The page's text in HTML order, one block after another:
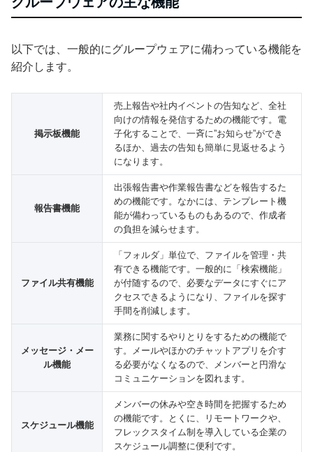
以下では、一般的にグループウェアに備わっている機能を
紹介します。
掲示板機能
売上報告や社内イベントの告知など、全社
向けの情報を発信するための機能です。電
子化することで、一斉に”お知らせ”ができ
るほか、過去の告知も簡単に見返せるよう
になります。
報告書機能
出張報告書や作業報告書などを報告するた
めの機能です。なかには、テンプレート機
能が備わっているものもあるので、作成者
の負担を減らせます。
ファイル共有機能
「フォルダ」単位で、ファイルを管理・共
有できる機能です。一般的に「検索機能」
が付随するので、必要なデータにすぐにア
クセスできるようになり、ファイルを探す
手間を削減します。
メッセージ・メー
ル機能
業務に関するやりとりをするための機能で
す。メールやほかのチャットアプリを介す
る必要がなくなるので、メンバーと円滑な
コミュニケーションを図れます。
スケジュール機能
メンバーの休みや空き時間を把握するため
の機能です。とくに、リモートワークや、
フレックスタイム制を導入している企業の
スケジュール調整に便利です。